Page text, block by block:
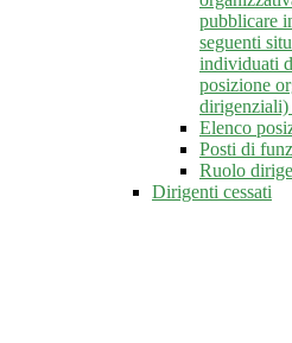
pubblicare
seguenti
individuati
posizione
dirigenziali)
Elenco
Posti di
Ruolo
Dirigenti cessati